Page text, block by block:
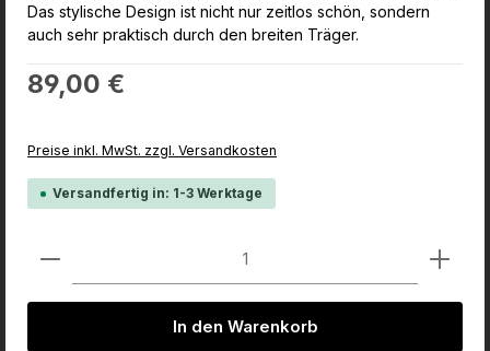
Das stylische Design ist nicht nur zeitlos schön, sondern
auch sehr praktisch durch den breiten Träger.
Regulärer Preis:
89,00 €
Preise inkl. MwSt. zzgl. Versandkosten
Versandfertig in: 1-3 Werktage
Produkt Anzahl: Gib den gewünschten Wert ein
In den Warenkorb